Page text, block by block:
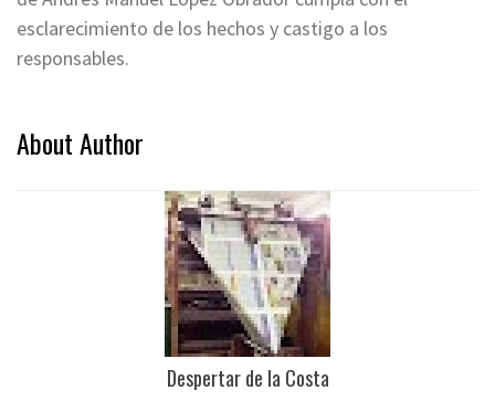
esclarecimiento de los hechos y castigo a los
responsables.
About Author
Despertar de la Costa